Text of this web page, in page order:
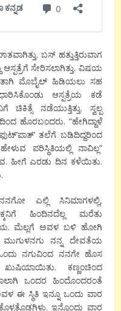
ಬಸ್ ಹತ್ತುತ್ತಿರುವಾಗ
ಸೇರಿಸಲಾಗಿತ್ತು. ವಿಷಯ
ಮೊಬೈಲ್ ಹಿಡಿಯಲು ಸಹ
ಆಸ್ಪತ್ರೆಯ ಕಡೆ
ನಡೆಯುತ್ತಿತ್ತು‌. ಸ್ವಲ್ಪ
ಹೊರಬಂದರು. “ಹೇಗಿದ್ದಾಳೆ
ತಲೆಗೆ ಬಡಿದಿದ್ದರಿಂದ
ಪರಿಸ್ಥಿತಿಯಲ್ಲಿ ನಾವಿಲ್ಲ”
ಹೀಗೆ ಎರಡು ದಿನ ಕಳೆಯಿತು.
ಎಲ್ಲಿ ಸಿನಿಮಾಗಳಲ್ಲಿ,
ಹಿಂದಿನದೆಲ್ಲ ಮರೆತು
ಮೆಲ್ಲಗೆ ಅವಳ ಬಳಿ ಹೋಗಿ
ಮುಗುಳನಗು ನನ್ನ ದೇವತೆಯ
ನಗುವಿಂದ ನನಗೇ ಹೊಸ
ಖುಷಿಯಾಯಿತು. ಕಣ್ಣಂಚಿಂದ
ಒಂದರ ಹಿಂದೊಂದರಂತೆ
ಈ ಸ್ಥಿತಿ ಇನ್ನೂ ಒಂದು ವಾರ
ಇನ್ನೊಂದು ವಾರ